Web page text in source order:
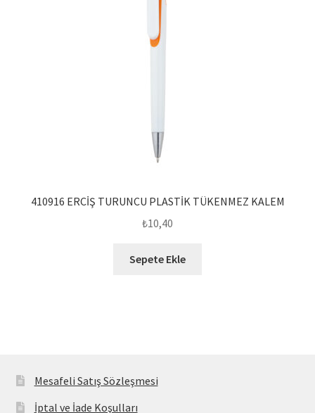
410916 ERCİŞ TURUNCU PLASTİK TÜKENMEZ KALEM
₺10,40
Sepete Ekle
Mesafeli Satış Sözleşmesi
İptal ve İade Koşulları